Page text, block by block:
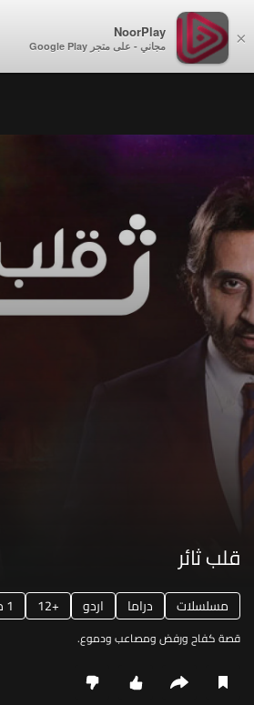
×
NoorPlay
مجاني - على متجر Google Play
قلب ثائر
مسلسلات دراما اردو 12+ 1 موسم
قصة كفاح ورفض ومصاعب ودموع.